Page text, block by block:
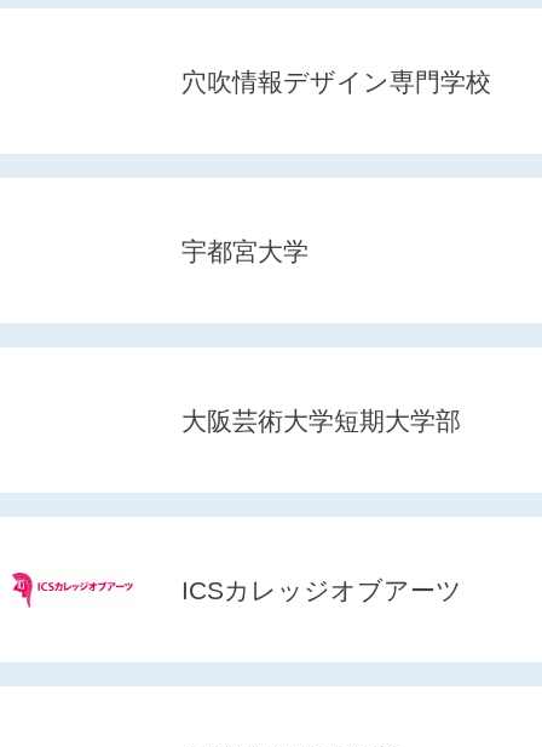
穴吹情報デザイン専門学校
宇都宮大学
大阪芸術大学短期大学部
ICSカレッジオブアーツ